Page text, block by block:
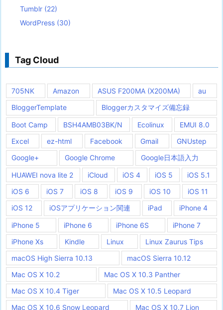
Tumblr (22)
WordPress (30)
Tag Cloud
705NK Amazon ASUS F200MA (X200MA)
au
BloggerTemplate
Bloggerカスタマイズ備忘録
Boot Camp BSH4AMB03BK/N Ecolinux
EMUI 8.0
Excel
ez-html Facebook Gmail
GNUstep
Google+
Google Chrome Google日本語入力
HUAWEI nova lite 2 iCloud iOS 4 iOS 5
iOS 5.1
iOS 6
iOS 7 iOS 8 iOS 9 iOS 10
iOS 11
iOS 12
iOSアプリケーション関連 iPad iPhone 4
iPhone 5 iPhone 6 iPhone 6S
iPhone 7
iPhone Xs
Kindle Linux
Linux Zaurus Tips
macOS High Sierra 10.13
macOS Sierra 10.12
Mac OS X 10.2
Mac OS X 10.3 Panther
Mac OS X 10.4 Tiger
Mac OS X 10.5 Leopard
Mac OS X 10.6 Snow Leopard
Mac OS X 10.7 Lion